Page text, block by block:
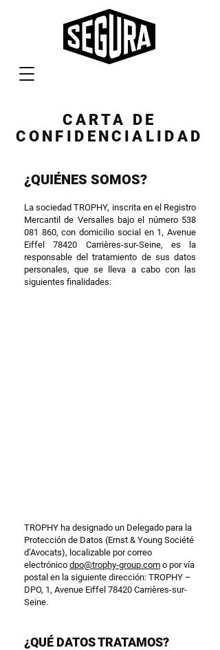
CARTA DE
CONFIDENCIALIDAD
¿QUIÉNES SOMOS?
La sociedad TROPHY, inscrita en el Registro
Mercantil de Versalles bajo el número 538
081 860, con domicilio social en 1, Avenue
Eiffel 78420 Carrières-sur-Seine, es la
responsable del tratamiento de sus datos
personales, que se lleva a cabo con las
siguientes finalidades:
TROPHY ha designado un Delegado para la
Protección de Datos (Ernst & Young Société
d’Avocats), localizable por correo
electrónico dpo@trophy-group.com o por vía
postal en la siguiente dirección: TROPHY –
DPO, 1, Avenue Eiffel 78420 Carrières-sur-
Seine.
¿QUÉ DATOS TRATAMOS?